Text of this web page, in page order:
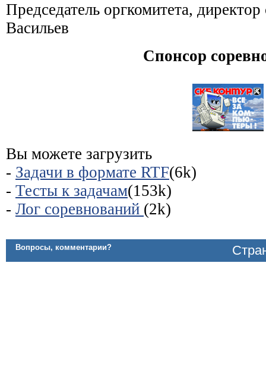
Председатель оргкомитета,
Васильев
Спонсор
Вы можете загрузить
- Задачи в формате RTF(6k)
- Тесты к задачам(153k)
- Лог соревнований (2k)
Вопросы, комментарии?